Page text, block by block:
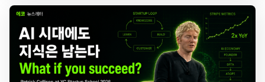
다. 솔직히 저도 이 개념이 정확히 뭔지 몰랐습니다.
그래서 이 주제를 다룬 Greg Isenberg의 유튜브 영상
을 찾아봤고, 26분짜리 영상을 보면서